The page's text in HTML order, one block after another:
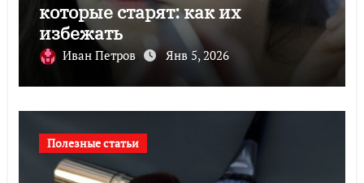
которые старят: как их
избежать
Иван Петров Янв 5, 2026
Полезные статьи